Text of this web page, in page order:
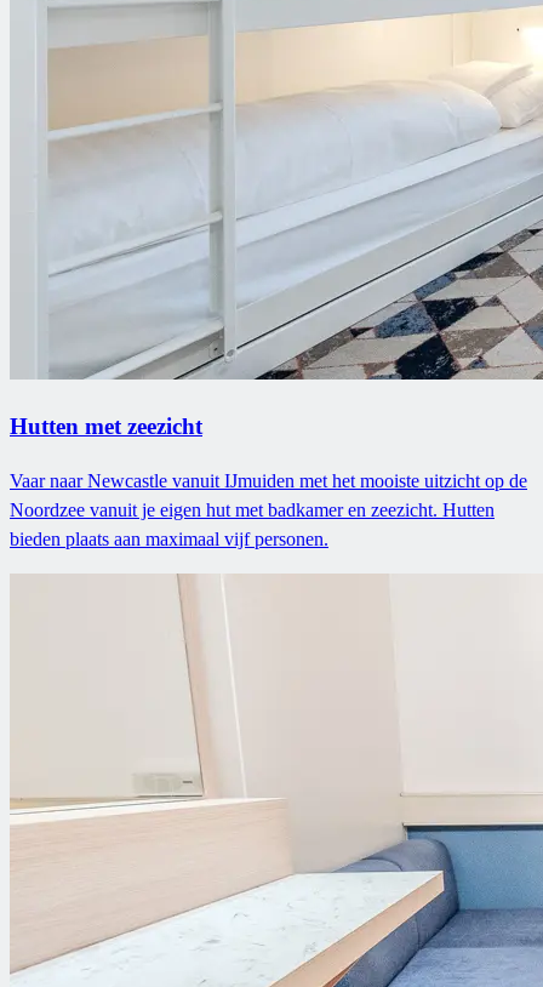
Hutten met zeezicht
Vaar naar Newcastle vanuit IJmuiden met het mooiste uitzicht op de
Noordzee vanuit je eigen hut met badkamer en zeezicht. Hutten
bieden plaats aan maximaal vijf personen.